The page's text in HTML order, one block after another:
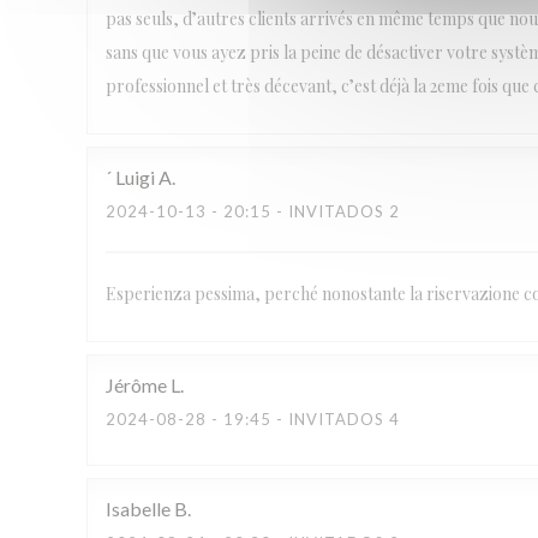
pas seuls, d’autres clients arrivés en même temps que
sans que vous ayez pris la peine de désactiver votre
professionnel et très décevant, c’est déjà la 2eme fois que
´ Luigi A
2024-10-13 - 20:15 - INVITADOS 2
Esperienza pessima, perché nonostante la riservazione
Jérôme L
2024-08-28 - 19:45 - INVITADOS 4
Isabelle B